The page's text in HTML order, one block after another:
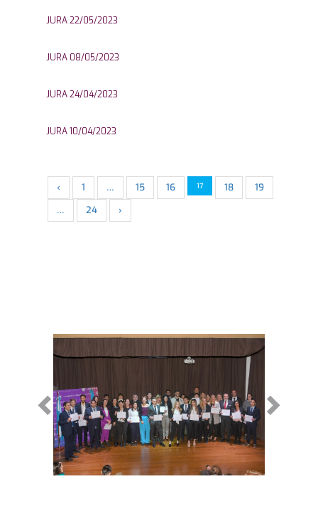
JURA 22/05/2023
JURA 08/05/2023
JURA 24/04/2023
JURA 10/04/2023
‹ 1 … 15 16 17 18
19
…
24 ›